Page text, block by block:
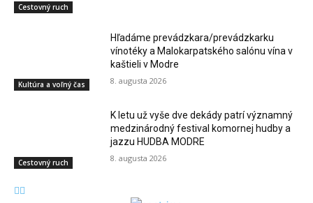
Cestovný ruch
Kultúra a voľný čas
Hľadáme prevádzkara/prevádzkarku
vínotéky a Malokarpatského salónu vína v
kaštieli v Modre
8. augusta 2026
Cestovný ruch
K letu už vyše dve dekády patrí významný
medzinárodný festival komornej hudby a
jazzu HUDBA MODRE
8. augusta 2026